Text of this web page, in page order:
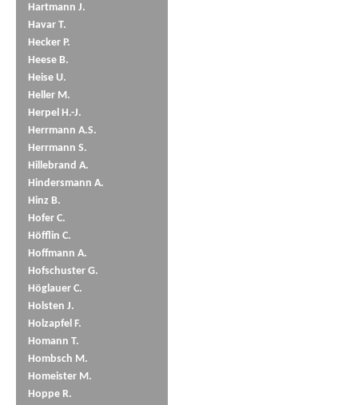
Hartmann J.
Havar T.
Hecker P.
Heese B.
Heise U.
Heller M.
Herpel H.-J.
Herrmann A.S.
Herrmann S.
Hillebrand A.
Hindersmann A.
Hinz B.
Hofer C.
Höfflin C.
Hoffmann A.
Hofschuster G.
Höglauer C.
Holsten J.
Holzapfel F.
Homann T.
Hombsch M.
Homeister M.
Hoppe R.